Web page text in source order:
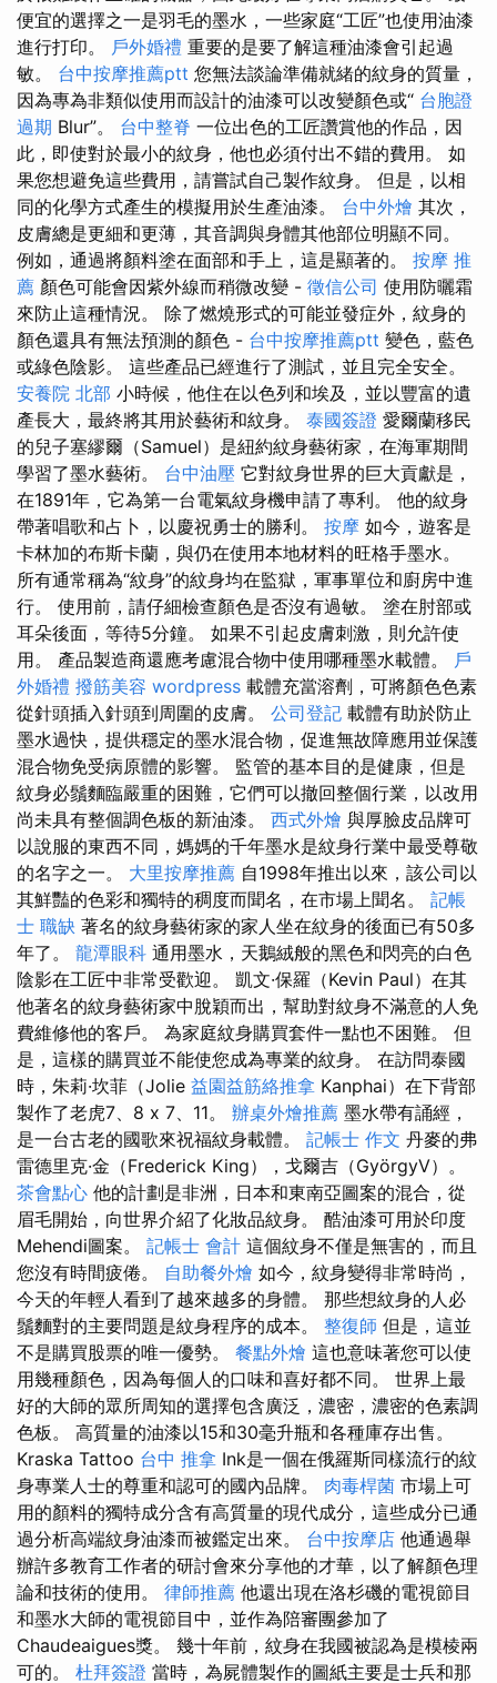
便宜的選擇之一是羽毛的墨水，一些家庭“工匠”也使用油漆
進行打印。 戶外婚禮 重要的是要了解這種油漆會引起過
敏。 台中按摩推薦ptt 您無法談論準備就緒的紋身的質量，
因為專為非類似使用而設計的油漆可以改變顏色或“ 台胞證
過期 Blur”。 台中整脊 一位出色的工匠讚賞他的作品，因
此，即使對於最小的紋身，他也必須付出不錯的費用。 如
果您想避免這些費用，請嘗試自己製作紋身。 但是，以相
同的化學方式產生的模擬用於生產油漆。 台中外燴 其次，
皮膚總是更細和更薄，其音調與身體其他部位明顯不同。
例如，通過將顏料塗在面部和手上，這是顯著的。 按摩 推
薦 顏色可能會因紫外線而稍微改變 - 徵信公司 使用防曬霜
來防止這種情況。 除了燃燒形式的可能並發症外，紋身的
顏色還具有無法預測的顏色 - 台中按摩推薦ptt 變色，藍色
或綠色陰影。 這些產品已經進行了測試，並且完全安全。
安養院 北部 小時候，他住在以色列和埃及，並以豐富的遺
產長大，最終將其用於藝術和紋身。 泰國簽證 愛爾蘭移民
的兒子塞繆爾（Samuel）是紐約紋身藝術家，在海軍期間
學習了墨水藝術。 台中油壓 它對紋身世界的巨大貢獻是，
在1891年，它為第一台電氣紋身機申請了專利。 他的紋身
帶著唱歌和占卜，以慶祝勇士的勝利。 按摩 如今，遊客是
卡林加的布斯卡蘭，與仍在使用本地材料的旺格手墨水。
所有通常稱為“紋身”的紋身均在監獄，軍事單位和廚房中進
行。 使用前，請仔細檢查顏色是否沒有過敏。 塗在肘部或
耳朵後面，等待5分鐘。 如果不引起皮膚刺激，則允許使
用。 產品製造商還應考慮混合物中使用哪種墨水載體。 戶
外婚禮 撥筋美容 wordpress 載體充當溶劑，可將顏色色素
從針頭插入針頭到周圍的皮膚。 公司登記 載體有助於防止
墨水過快，提供穩定的墨水混合物，促進無故障應用並保護
混合物免受病原體的影響。 監管的基本目的是健康，但是
紋身必鬚麵臨嚴重的困難，它們可以撤回整個行業，以改用
尚未具有整個調色板的新油漆。 西式外燴 與厚臉皮品牌可
以說服的東西不同，媽媽的千年墨水是紋身行業中最受尊敬
的名字之一。 大里按摩推薦 自1998年推出以來，該公司以
其鮮豔的色彩和獨特的稠度而聞名，在市場上聞名。 記帳
士 職缺 著名的紋身藝術家的家人坐在紋身的後面已有50多
年了。 龍潭眼科 通用墨水，天鵝絨般的黑色和閃亮的白色
陰影在工匠中非常受歡迎。 凱文·保羅（Kevin Paul）在其
他著名的紋身藝術家中脫穎而出，幫助對紋身不滿意的人免
費維修他的客戶。 為家庭紋身購買套件一點也不困難。 但
是，這樣的購買並不能使您成為專業的紋身。 在訪問泰國
時，朱莉·坎菲（Jolie 益園益筋絡推拿 Kanphai）在下背部
製作了老虎7、8 x 7、11。 辦桌外燴推薦 墨水帶有誦經，
是一台古老的國歌來祝福紋身載體。 記帳士 作文 丹麥的弗
雷德里克·金（Frederick King），戈爾吉（GyörgyV）。
茶會點心 他的計劃是非洲，日本和東南亞圖案的混合，從
眉毛開始，向世界介紹了化妝品紋身。 酷油漆可用於印度
Mehendi圖案。 記帳士 會計 這個紋身不僅是無害的，而且
您沒有時間疲倦。 自助餐外燴 如今，紋身變得非常時尚，
今天的年輕人看到了越來越多的身體。 那些想紋身的人必
鬚麵對的主要問題是紋身程序的成本。 整復師 但是，這並
不是購買股票的唯一優勢。 餐點外燴 這也意味著您可以使
用幾種顏色，因為每個人的口味和喜好都不同。 世界上最
好的大師的眾所周知的選擇包含廣泛，濃密，濃密的色素調
色板。 高質量的油漆以15和30毫升瓶和各種庫存出售。
Kraska Tattoo 台中 推拿 Ink是一個在俄羅斯同樣流行的紋
身專業人士的尊重和認可的國內品牌。 肉毒桿菌 市場上可
用的顏料的獨特成分含有高質量的現代成分，這些成分已通
過分析高端紋身油漆而被鑑定出來。 台中按摩店 他通過舉
辦許多教育工作者的研討會來分享他的才華，以了解顏色理
論和技術的使用。 律師推薦 他還出現在洛杉磯的電視節目
和墨水大師的電視節目中，並作為陪審團參加了
Chaudeaigues獎。 幾十年前，紋身在我國被認為是模棱兩
可的。 杜拜簽證 當時，為屍體製作的圖紙主要是士兵和那